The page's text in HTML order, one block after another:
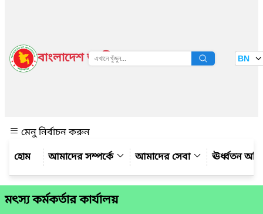
বাংলাদেশ জাতীয় তথ্য বাতায়ন BN
মেনু নির্বাচন করুন
আমাদের সম্পর্কে
আমাদের সেবা ঊর্ধ্বতন
মৎস্য কর্মকর্তার কার্যালয়